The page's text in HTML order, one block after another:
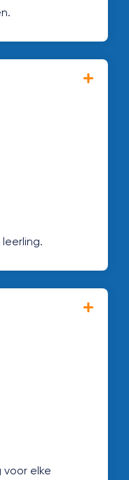
nodig
onderwijs
voor elke
en houd je
ondersteun je
optimaal.